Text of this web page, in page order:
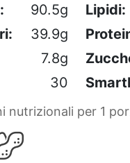
90.5g Lipidi:
39.9g
7.8g
30
nutrizionali per 1